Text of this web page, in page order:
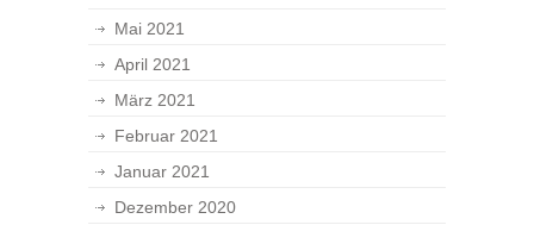
Mai 2021
April 2021
März 2021
Februar 2021
Januar 2021
Dezember 2020